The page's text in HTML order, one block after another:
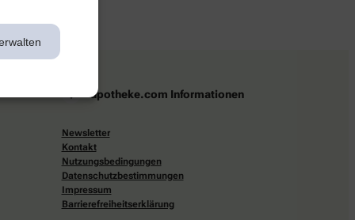
apotheke.com Informationen
Newsletter
Kontakt
Nutzungsbedingungen
Datenschutzbestimmungen
Impressum
Barrierefreiheitserklärung